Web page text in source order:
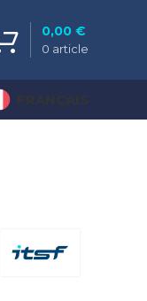
0 article
0,00 €
FRANÇAIS